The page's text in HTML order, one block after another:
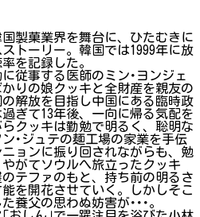
製菓業界を舞台に、ひたむきに
トーリー。韓国では1999年に放
を記録した。
事する医師のミン･ヨンジェ
りの娘クッキと全財産を親友の
解放を目指し中国にある臨時政
ぎて13年後、一向に帰る気配を
クッキは勤勉で明るく、聡明な
･ジュテの麺工場の家業を手伝
ョンに振り回されながらも、勉
がてソウルへ旅立ったクッキ
テファのもと、持ち前の明るさ
を開花させていく。しかしそこ
養父の思わぬ妨害が･･･。